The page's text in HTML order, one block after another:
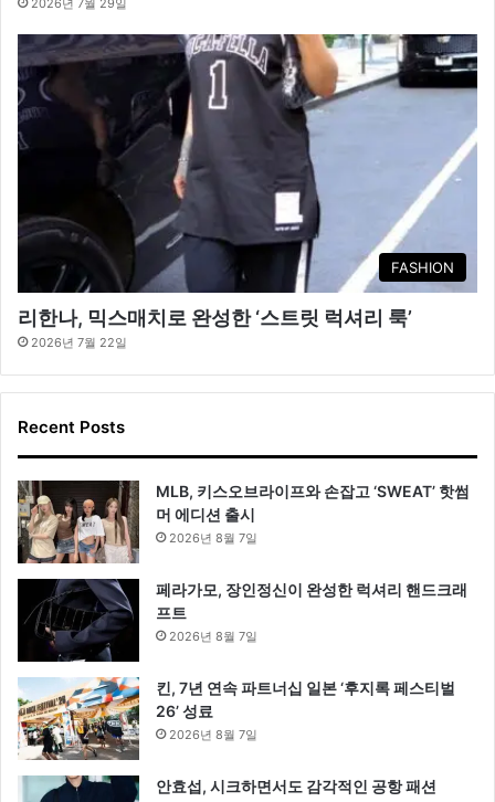
FASHION
리한나, 믹스매치로 완성한 ‘스트릿 럭셔리 룩’
2026년 7월 22일
Recent Posts
MLB, 키스오브라이프와 손잡고 ‘SWEAT’ 핫썸
머 에디션 출시
2026년 8월 7일
페라가모, 장인정신이 완성한 럭셔리 핸드크래
프트
2026년 8월 7일
킨, 7년 연속 파트너십 일본 ‘후지록 페스티벌
26’ 성료
2026년 8월 7일
안효섭, 시크하면서도 감각적인 공항 패션